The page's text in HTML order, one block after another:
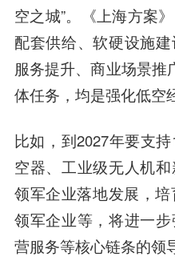
空之城”。《上海方案
配套供给、软硬设施
服务提升、商业场景推
体任务，均是强化低空
比如，到2027年要支
空器、工业级无人机
领军企业落地发展，
领军企业等，将进一
营服务等核心链条的领